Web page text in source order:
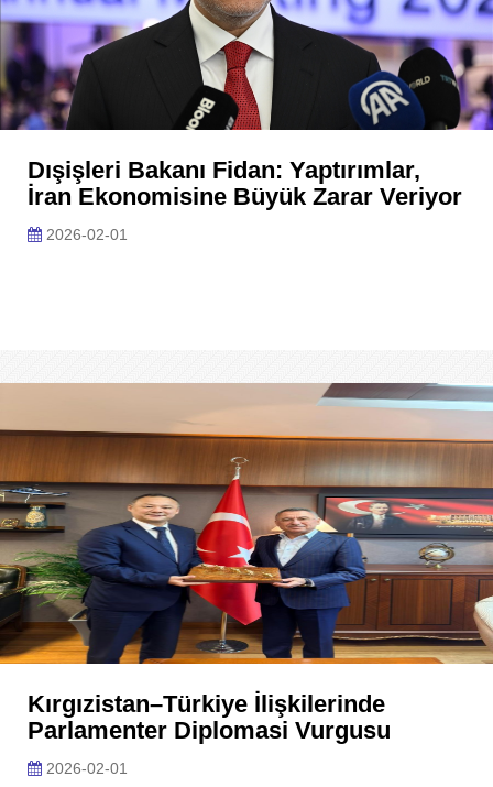
Dışişleri Bakanı Fidan: Yaptırımlar,
İran Ekonomisine Büyük Zarar Veriyor
2026-02-01
Kırgızistan–Türkiye İlişkilerinde
Parlamenter Diplomasi Vurgusu
2026-02-01